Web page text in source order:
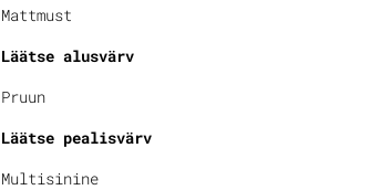
Mattmust
Läätse alusvärv
Pruun
Läätse pealisvärv
Multisinine